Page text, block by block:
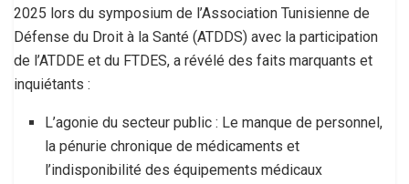
2025 lors du symposium de l’Association Tunisienne de
Défense du Droit à la Santé (ATDDS) avec la participation
de l’ATDDE et du FTDES, a révélé des faits marquants et
inquiétants :
L’agonie du secteur public : Le manque de personnel,
la pénurie chronique de médicaments et
l’indisponibilité des équipements médicaux